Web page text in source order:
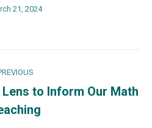
21, 2024
Previous
post:
Lens to Inform Our Math